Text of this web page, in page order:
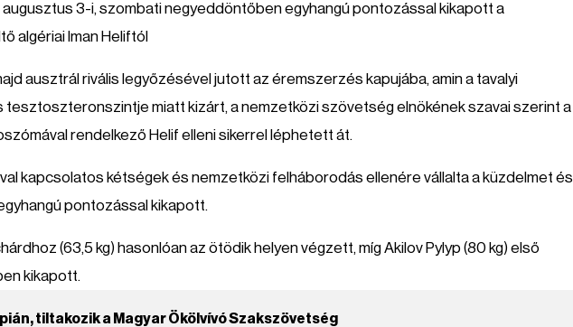
augusztus 3-i, szombati negyeddöntőben egyhangú pontozással kikapott a
algériai Iman Heliftól
ausztrál rivális legyőzésével jutott az éremszerzés kapujába, amin a tavalyi
tesztoszteronszintje miatt kizárt, a nemzetközi szövetség elnökének szavai szerint a
rendelkező Helif elleni sikerrel léphetett át.
kapcsolatos kétségek és nemzetközi felháborodás ellenére vállalta a küzdelmet és
pontozással kikapott.
(63,5 kg) hasonlóan az ötödik helyen végzett, míg Akilov Pylyp (80 kg) első
kikapott.
tiltakozik a Magyar Ökölvívó Szakszövetség